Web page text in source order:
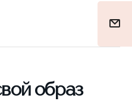
образ